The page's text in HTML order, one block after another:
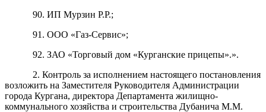
90. ИП Мурзин Р.Р.;
91. ООО «Газ-Сервис»;
92. ЗАО «Торговый дом «Курганские прицепы».».
2. Контроль за исполнением настоящего постановления
возложить на Заместителя Руководителя Администрации
города Кургана, директора Департамента жилищно-
коммунального хозяйства и строительства Дубанича М.М.